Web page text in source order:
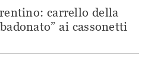
carrello della
ai cassonetti